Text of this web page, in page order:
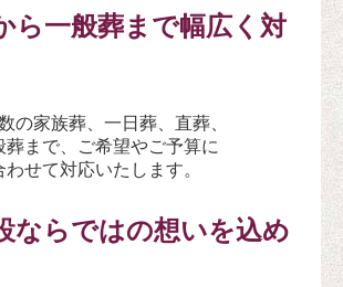
ら一般葬まで幅広く対
の家族葬、一日葬、直葬、
葬まで、ご希望やご予算に
わせて対応いたします。
ならではの想いを込め